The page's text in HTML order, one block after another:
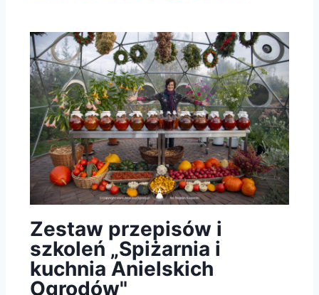
Zestaw przepisów i
szkoleń „Spiżarnia i
kuchnia Anielskich
Ogrodów"